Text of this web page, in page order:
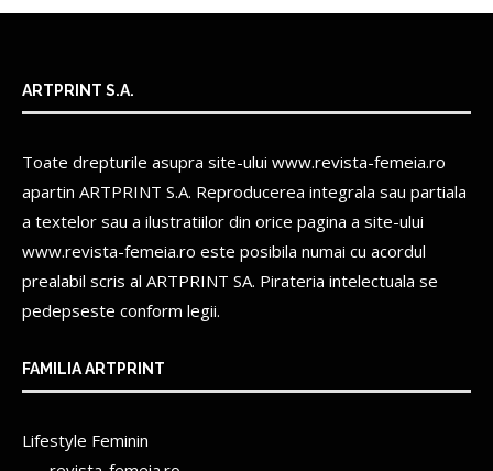
ARTPRINT S.A.
Toate drepturile asupra site-ului www.revista-femeia.ro
apartin ARTPRINT S.A. Reproducerea integrala sau partiala
a textelor sau a ilustratiilor din orice pagina a site-ului
www.revista-femeia.ro este posibila numai cu acordul
prealabil scris al ARTPRINT SA. Pirateria intelectuala se
pedepseste conform legii.
FAMILIA ARTPRINT
Lifestyle Feminin